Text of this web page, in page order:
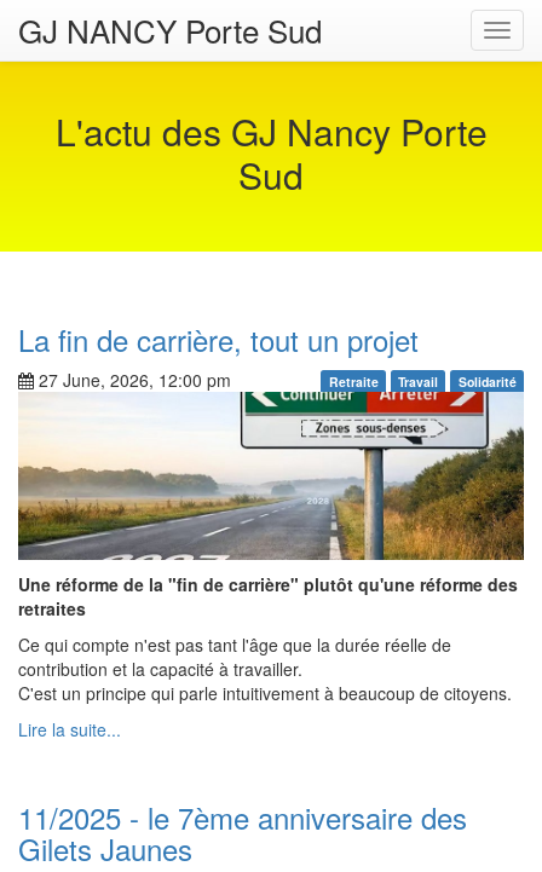
GJ NANCY Porte Sud
L'actu des GJ Nancy Porte
Sud
La fin de carrière, tout un projet
27 June, 2026, 12:00 pm Retraite Travail Solidarité
Une réforme de la "fin de carrière" plutôt qu'une réforme des
retraites
Ce qui compte n'est pas tant l'âge que la durée réelle de
contribution et la capacité à travailler.
C'est un principe qui parle intuitivement à beaucoup de citoyens.
Lire la suite...
11/2025 - le 7ème anniversaire des
Gilets Jaunes